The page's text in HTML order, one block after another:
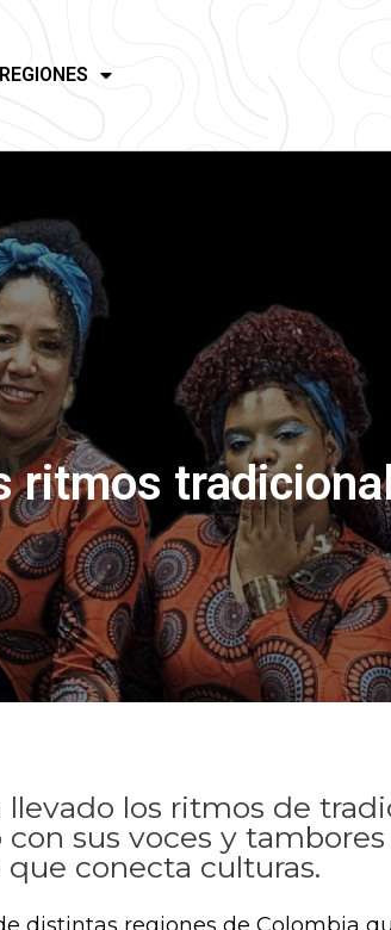
REGIONES
ritmos
los ritmos de
sus voces y
conecta culturas.